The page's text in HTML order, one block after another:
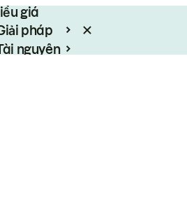
giá
pháp
nguyên